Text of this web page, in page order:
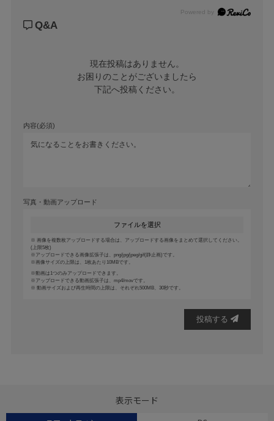
Powered by
Q&A
現在投稿はありません。
お困りのことがございましたら
下記へ投稿ください。
内容(必須)
写真・動画アップロード
ファイルを選択
画像を複数枚アップロードする場合は、アップロードする画像をまとめて選択してください。
(上限5枚)
アップロードできる画像拡張子は、png/jpg/jpeg/gif(静止画)です。
画像サイズの上限は、1枚あたり10MBです。
動画は1つのみアップロードできます。
アップロードできる動画拡張子は、mp4/movです。
動画サイズおよび再生時間の上限は、それぞれ500MB、30秒です。
投稿する
表示モード